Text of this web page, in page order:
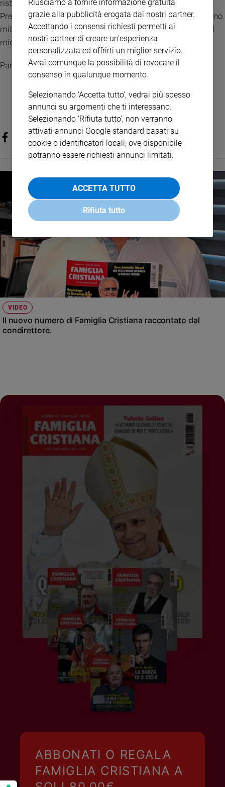
ristoro.
Prendete il mio giogo sopra di voi e imparate da me, che sono
mite e umile di cuore, e troverete ristoro per la vostra vita. Il
mio giogo infatti è dolce e il mio peso leggero».
Parola del Signore.
VIDEO
Il nuovo numero di Famiglia Cristiana raccontato dal
condirettore.
ABBONATI O REGALA
FAMIGLIA CRISTIANA A
Riusciamo a fornire informazione gratuita
grazie alla pubblicità erogata dai nostri partner.
Accettando i consensi richiesti permetti ai
nostri partner di creare un'esperienza
personalizzata ed offrirti un miglior servizio.
Avrai comunque la possibilità di revocare il
consenso in qualunque momento.
Selezionando 'Accetta tutto', vedrai più spesso
annunci su argomenti che ti interessano.
Selezionando 'Rifiuta tutto', non verranno
attivati annunci Google standard basati su
cookie o identificatori locali; ove disponibile
potranno essere richiesti annunci limitati.
ACCETTA TUTTO
Rifiuta tutto